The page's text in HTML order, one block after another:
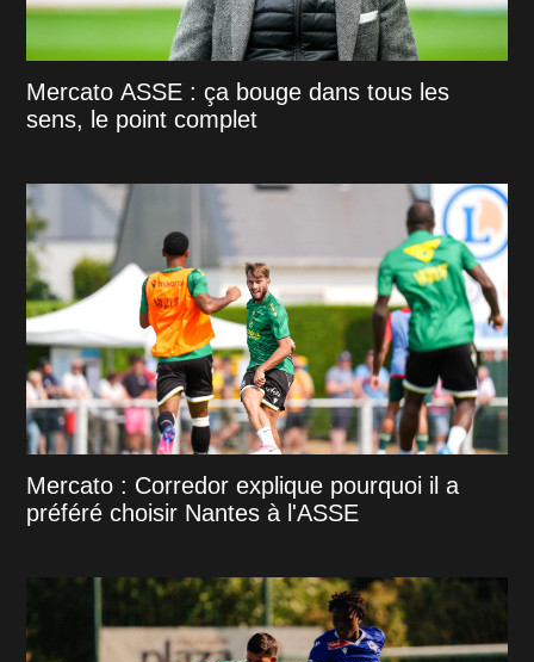
Mercato ASSE : ça bouge dans tous les
sens, le point complet
Mercato : Corredor explique pourquoi il a
préféré choisir Nantes à l'ASSE